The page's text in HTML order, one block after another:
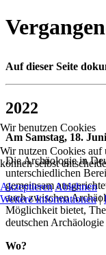
Auf dieser Seite
2022
Am Samstag, 18.
Die Archäologie in
unterschiedlichen
gemeinsam
auch zwischen
Möglichkeit bietet,
deutschen
Wo?
Wir benutzen Cookies
Wir nutzen Cookies auf
können selbst
Akzeptieren Ablehnen
Weitere Informationen|